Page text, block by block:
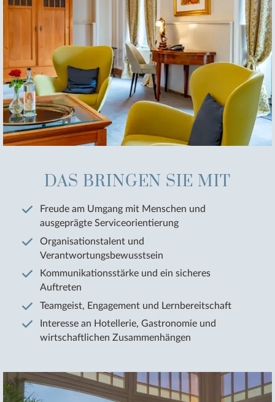
DAS BRINGEN SIE MIT
Freude am Umgang mit Menschen und
ausgeprägte Serviceorientierung
Organisationstalent und
Verantwortungsbewusstsein
Kommunikationsstärke und ein sicheres
Auftreten
Teamgeist, Engagement und Lernbereitschaft
Interesse an Hotellerie, Gastronomie und
wirtschaftlichen Zusammenhängen